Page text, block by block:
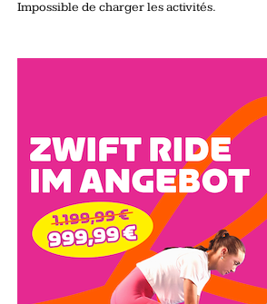
Impossible de charger les activités.